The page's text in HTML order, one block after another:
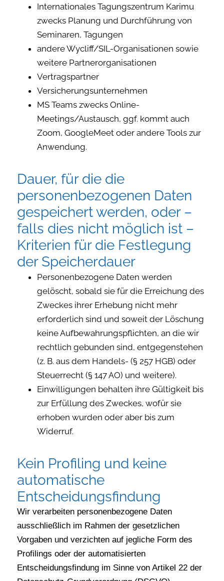
Internationales Tagungszentrum Karimu
zwecks Planung und Durchführung von
Seminaren, Tagungen
andere Wycliff/SIL-Organisationen sowie
weitere Partnerorganisationen
Vertragspartner
Versicherungsunternehmen
MS Teams zwecks Online-
Meetings/Austausch, ggf. kommt auch
Zoom, GoogleMeet oder andere Tools zur
Anwendung.
Dauer, für die die
personenbezogenen Daten
gespeichert werden, oder –
falls dies nicht möglich ist –
Kriterien für die Festlegung
der Speicherdauer
Personenbezogene Daten werden
gelöscht, sobald sie für die Erreichung des
Zweckes ihrer Erhebung nicht mehr
erforderlich sind und soweit der Löschung
keine Aufbewahrungspflichten, an die wir
rechtlich gebunden sind, entgegenstehen
(z. B. aus dem Handels- (§ 257 HGB) oder
Steuerrecht (§ 147 AO) und weitere).
Einwilligungen behalten ihre Gültigkeit bis
zur Erfüllung des Zweckes, wofür sie
erhoben wurden oder aber bis zum
Widerruf.
Kein Profiling und keine
automatische
Entscheidungsfindung
Wir verarbeiten personenbezogene Daten
ausschließlich im Rahmen der gesetzlichen
Vorgaben und verzichten auf jegliche Form des
Profilings oder der automatisierten
Entscheidungsfindung im Sinne von Artikel 22 der